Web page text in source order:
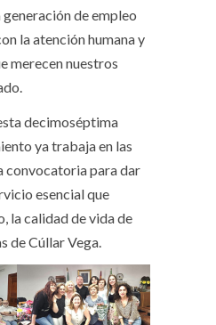
de empleo
la atención humana y
merecen nuestros
decimoséptima
ya trabaja en las
convocatoria para dar
esencial que
la calidad de vida de
de Cúllar Vega.